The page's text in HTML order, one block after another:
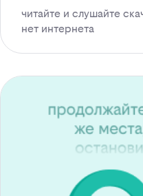
читайте и слушайте
нет интернета